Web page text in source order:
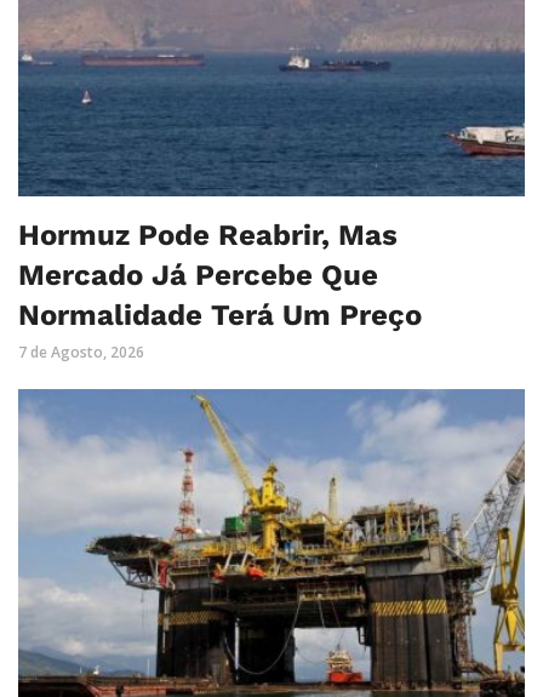
Hormuz Pode Reabrir, Mas
Mercado Já Percebe Que
Normalidade Terá Um Preço
7 de Agosto, 2026